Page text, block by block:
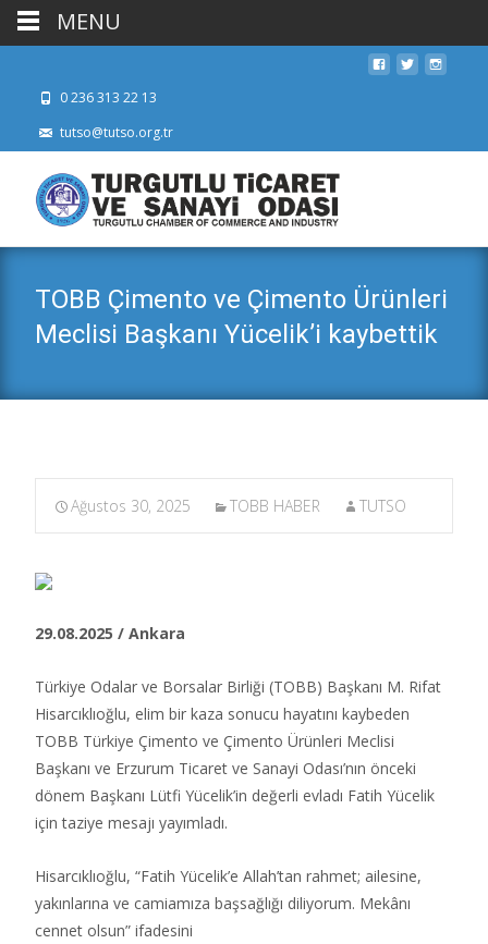
0 236 313 22 13
tutso@tutso.org.tr
TOBB Çimento ve Çimento Ürünleri
Meclisi Başkanı Yücelik’i kaybettik
Ağustos 30, 2025 TOBB HABER TUTSO
29.08.2025 / Ankara
Türkiye Odalar ve Borsalar Birliği (TOBB) Başkanı M. Rifat
Hisarcıklıoğlu, elim bir kaza sonucu hayatını kaybeden
TOBB Türkiye Çimento ve Çimento Ürünleri Meclisi
Başkanı ve Erzurum Ticaret ve Sanayi Odası’nın önceki
dönem Başkanı Lütfi Yücelik’in değerli evladı Fatih Yücelik
için taziye mesajı yayımladı.​
Hisarcıklıoğlu, “Fatih Yücelik’e Allah’tan rahmet; ailesine,
yakınlarına ve camiamıza başsağlığı diliyorum. Mekânı
cennet olsun” ifadesini
MENU